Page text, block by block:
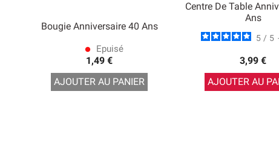
Bougie Anniversaire 40 Ans
lens Epuisé
1,49 €
AJOUTER AU PANIER
Centre De Table
Ans
5 / 5
3,99 €
AJOUTER AU